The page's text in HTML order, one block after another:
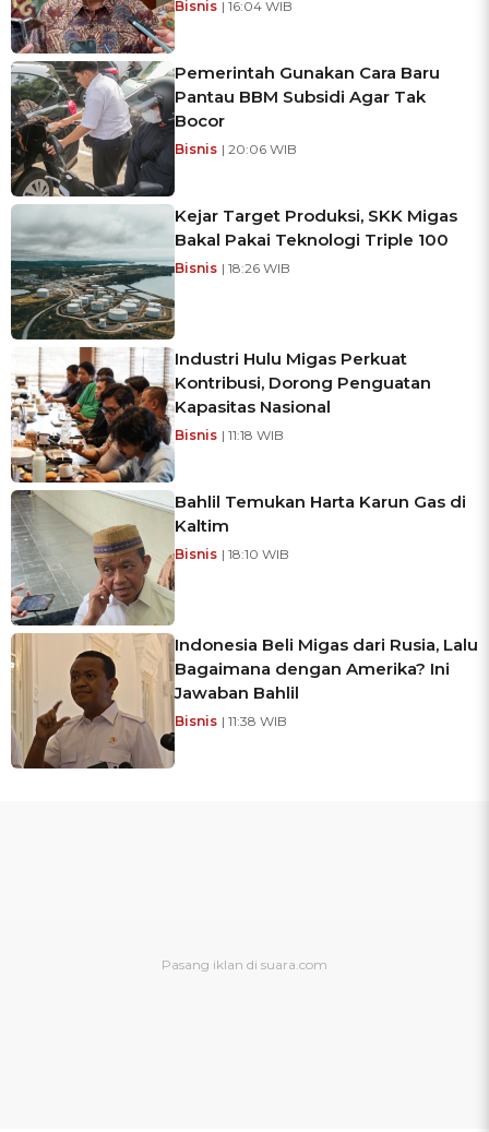
Bisnis | 16:04 WIB
Pemerintah Gunakan Cara Baru
Pantau BBM Subsidi Agar Tak
Bocor
Bisnis | 20:06 WIB
Kejar Target Produksi, SKK Migas
Bakal Pakai Teknologi Triple 100
Bisnis | 18:26 WIB
Industri Hulu Migas Perkuat
Kontribusi, Dorong Penguatan
Kapasitas Nasional
Bisnis | 11:18 WIB
Bahlil Temukan Harta Karun Gas di
Kaltim
Bisnis | 18:10 WIB
Indonesia Beli Migas dari Rusia, Lalu
Bagaimana dengan Amerika? Ini
Jawaban Bahlil
Bisnis | 11:38 WIB